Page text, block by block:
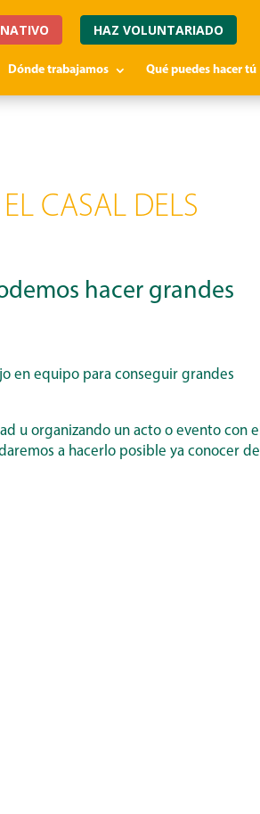
HAZ VOLUNTARIADO
Dónde trabajamos Qué puedes hacer tú
CASAL DELS
hacer grandes
en equipo para conseguir grandes
u organizando un acto o evento con el
a hacerlo posible ya conocer de